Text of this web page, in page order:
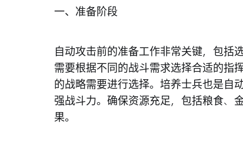
一、准备阶段
自动攻击前的准备工作非常关键，包括
需要根据不同的战斗需求选择合适的指
的战略需要进行选择。培养士兵也是自
强战斗力。确保资源充足，包括粮食、
果。